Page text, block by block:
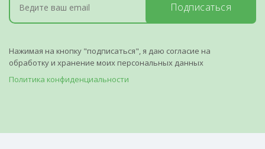
Подписаться
Нажимая на кнопку "подписаться", я даю согласие на
обработку и хранение моих персональных данных
Политика конфиденциальности